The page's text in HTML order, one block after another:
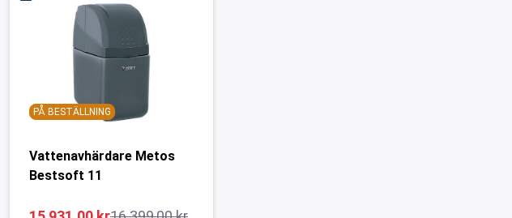
PÅ BESTÄLLNING
Vattenavhärdare Metos
Bestsoft 11